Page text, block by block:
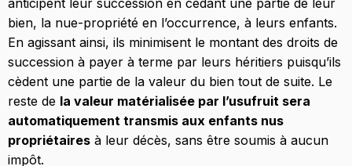
anticipent leur succession en cédant une partie de leur
bien, la nue-propriété en l’occurrence, à leurs enfants.
En agissant ainsi, ils minimisent le montant des droits de
succession à payer à terme par leurs héritiers puisqu’ils
cèdent une partie de la valeur du bien tout de suite. Le
reste de la valeur matérialisée par l’usufruit sera
automatiquement transmis aux enfants nus
propriétaires à leur décès, sans être soumis à aucun
impôt.